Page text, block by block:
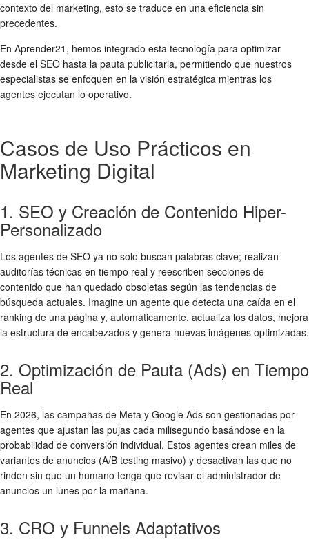
contexto del marketing, esto se traduce en una eficiencia sin
precedentes.
En Aprender21, hemos integrado esta tecnología para optimizar
desde el SEO hasta la pauta publicitaria, permitiendo que nuestros
especialistas se enfoquen en la visión estratégica mientras los
agentes ejecutan lo operativo.
Casos de Uso Prácticos en
Marketing Digital
1. SEO y Creación de Contenido Hiper-
Personalizado
Los agentes de SEO ya no solo buscan palabras clave; realizan
auditorías técnicas en tiempo real y reescriben secciones de
contenido que han quedado obsoletas según las tendencias de
búsqueda actuales. Imagine un agente que detecta una caída en el
ranking de una página y, automáticamente, actualiza los datos, mejora
la estructura de encabezados y genera nuevas imágenes optimizadas.
2. Optimización de Pauta (Ads) en Tiempo
Real
En 2026, las campañas de Meta y Google Ads son gestionadas por
agentes que ajustan las pujas cada milisegundo basándose en la
probabilidad de conversión individual. Estos agentes crean miles de
variantes de anuncios (A/B testing masivo) y desactivan las que no
rinden sin que un humano tenga que revisar el administrador de
anuncios un lunes por la mañana.
3. CRO y Funnels Adaptativos